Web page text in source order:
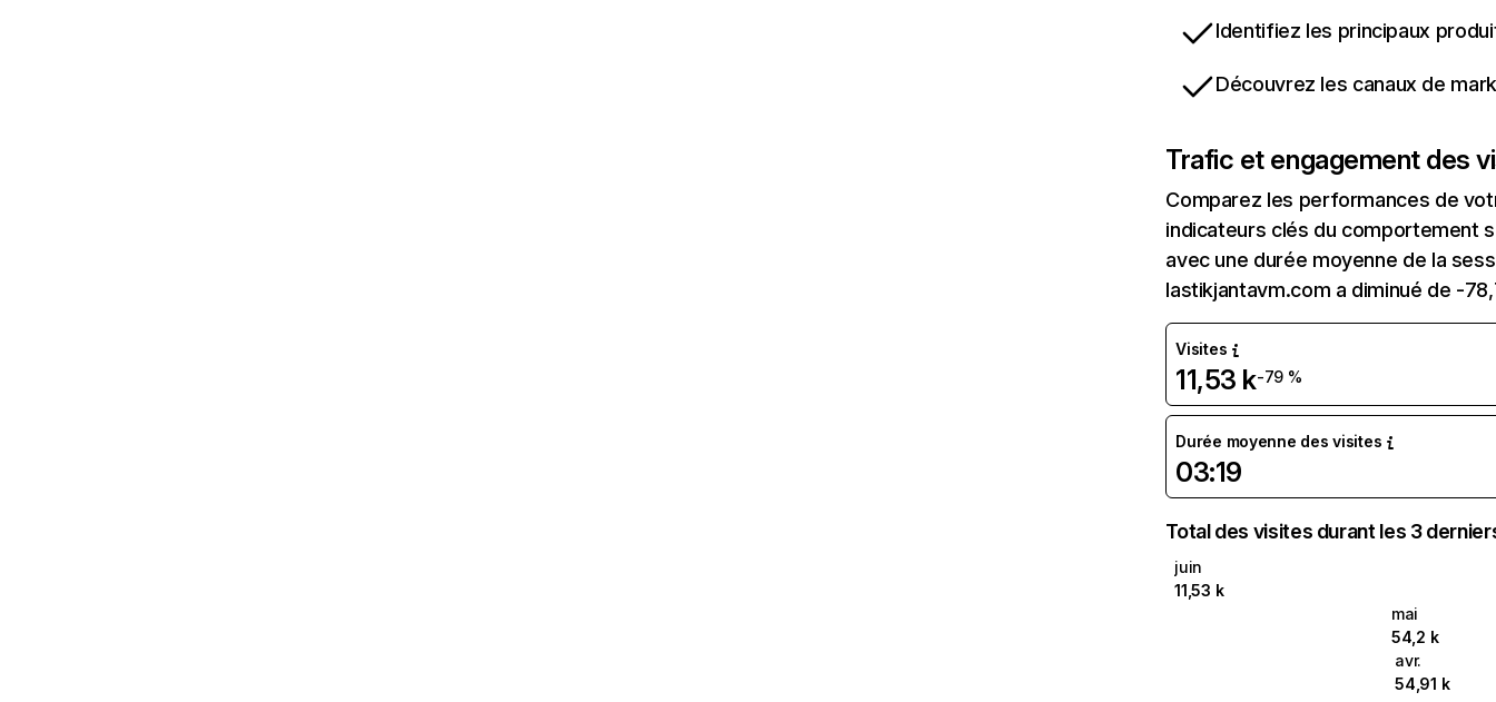
Identifiez les principaux
Découvrez les canaux de
Trafic et engagement des
Comparez les performances de
indicateurs clés du comportement
avec une durée moyenne de la
lastikjantavm.com a diminué de -
Visites
11,53 k-79 %
Durée moyenne des visites
03:19
Total des visites durant les 3
juin
11,53 k
mai
54,2 k
avr.
54,91 k